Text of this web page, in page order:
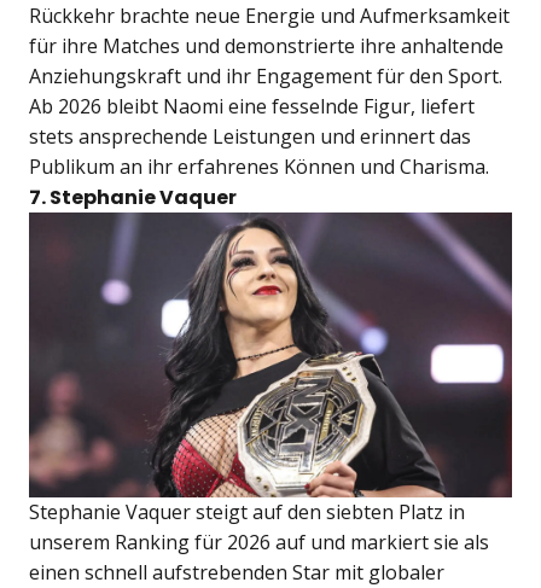
Rückkehr brachte neue Energie und Aufmerksamkeit
für ihre Matches und demonstrierte ihre anhaltende
Anziehungskraft und ihr Engagement für den Sport.
Ab 2026 bleibt Naomi eine fesselnde Figur, liefert
stets ansprechende Leistungen und erinnert das
Publikum an ihr erfahrenes Können und Charisma.
7. Stephanie Vaquer
Stephanie Vaquer steigt auf den siebten Platz in
unserem Ranking für 2026 auf und markiert sie als
einen schnell aufstrebenden Star mit globaler